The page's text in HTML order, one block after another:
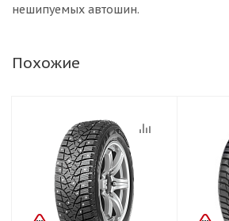
нешипуемых автошин.
Похожие